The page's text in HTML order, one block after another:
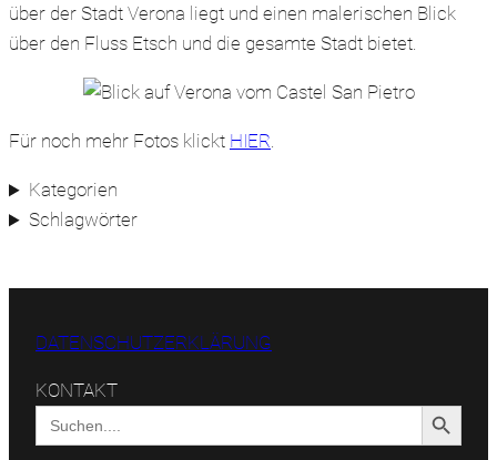
über der Stadt Verona liegt und einen malerischen Blick
über den Fluss Etsch und die gesamte Stadt bietet.
Für noch mehr Fotos klickt HIER.
Kategorien
Schlagwörter
DATENSCHUTZERKLÄRUNG
KONTAKT
Search
for:
Search Button